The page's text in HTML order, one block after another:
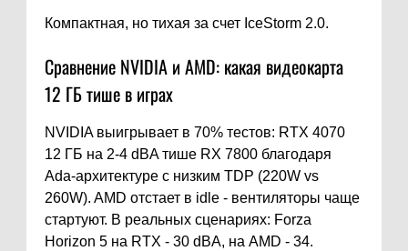
Компактная, но тихая за счет IceStorm 2.0.
Сравнение NVIDIA и AMD: какая видеокарта
12 ГБ тише в играх
NVIDIA выигрывает в 70% тестов: RTX 4070
12 ГБ на 2-4 dBA тише RX 7800 благодаря
Ada-архитектуре с низким TDP (220W vs
260W). AMD отстает в idle - вентиляторы чаще
стартуют. В реальных сценариях: Forza
Horizon 5 на RTX - 30 dBA, на AMD - 34.